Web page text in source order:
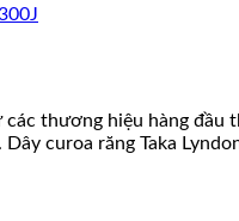
thương hiệu hàng
curoa răng Taka